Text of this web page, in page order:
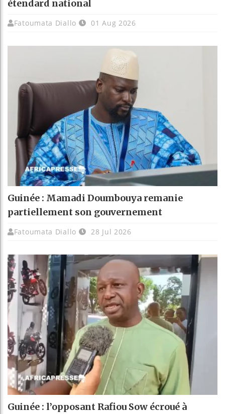
étendard national
Fatoumata Diallo 01 Aug 2026
Guinée : Mamadi Doumbouya remanie
partiellement son gouvernement
Fatoumata Diallo 28 Jul 2026
Guinée : l’opposant Rafiou Sow écroué à